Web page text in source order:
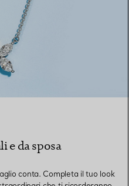
e da sposa
conta. Completa il tuo look